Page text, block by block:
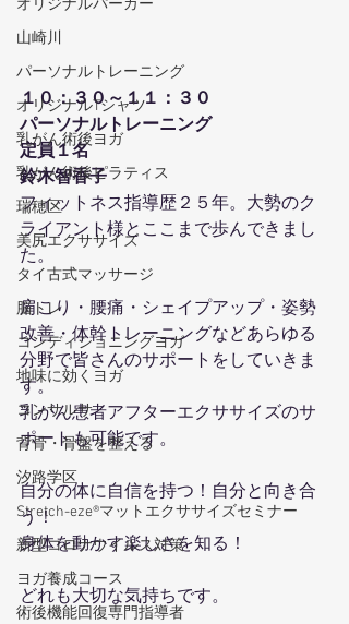
オリジナルパーカー
山崎川
パーソナルトレーニング
オリジナルTシャツ
乳がん術後ヨガ
乳がん術後ピラティス
瑞穂区
美尻エクササイズ
タイ古式マッサージ
脳トレ
コンディショニングヨガ
地味に効くヨガ
コンサルサ
背骨・骨盤を整える
汐路学区
Stretch-eze®マットエクササイズセミナー
新型コロナウイルス対策
ヨガ養成コース
術後機能回復専門指導者
１０：３０～１１：３０
パーソナルトレーニング
定員１名
鈴木智香子
フィットネス指導歴２５年。大勢のク
ライアント様とここまで歩んできまし
た。
肩こり・腰痛・シェイプアップ・姿勢
改善・体幹トレーニングなどあらゆる
分野で皆さんのサポートをしていきま
す。
乳がん患者アフターエクササイズのサ
ポートも可能です。
自分の体に自信を持つ！自分と向き合
う！
身体を動かす楽しさを知る！
どれも大切な気持ちです。